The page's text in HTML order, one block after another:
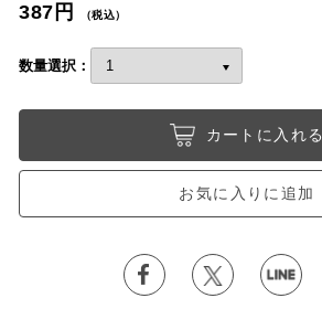
387円 （税込）
数量選択：
カートに入れる
お気に入りに追加